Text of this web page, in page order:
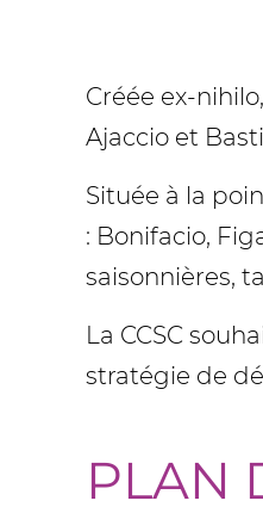
Créée ex-
Ajaccio et
Située à la
: Bonifacio,
saisonnières,
La CCSC
stratégie de
PLAN